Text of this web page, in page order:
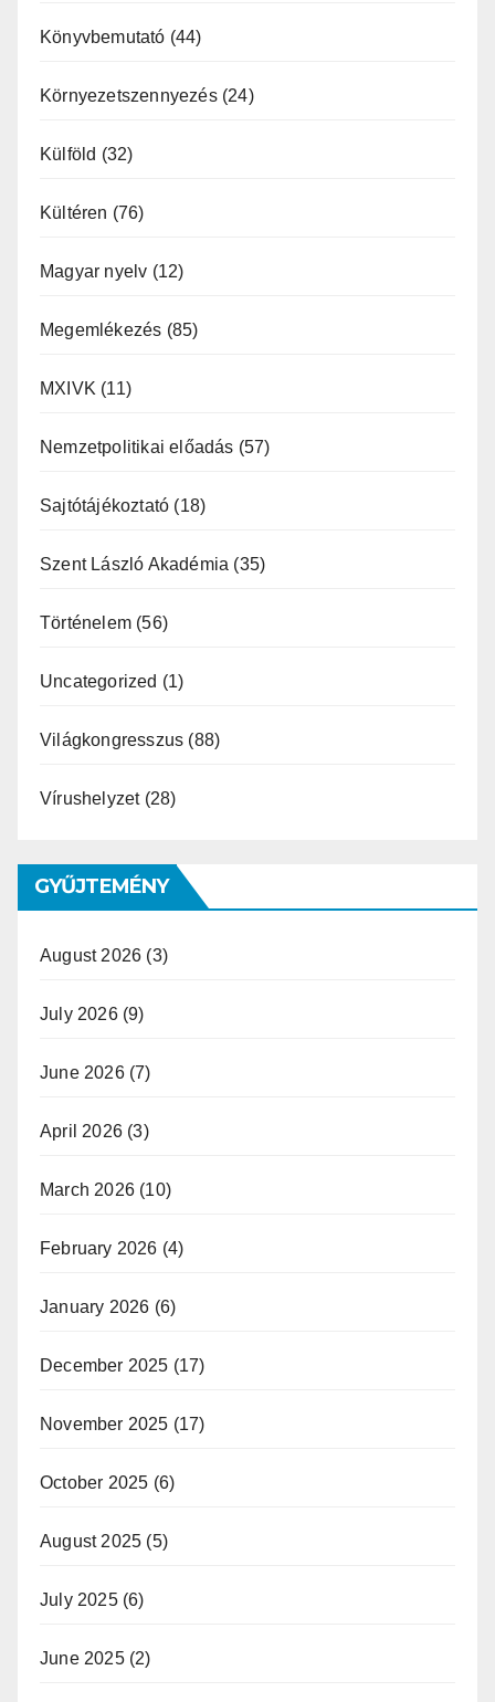
Könyvbemutató (44)
Környezetszennyezés(24)
Külföld (32)
Kültéren (76)
Magyar nyelv (12)
Megemlékezés (85)
MXIVK (11)
Nemzetpolitikai előadás (57)
Sajtótájékoztató (18)
Szent László Akadémia (35)
Történelem (56)
Uncategorized (1)
Világkongresszus (88)
Vírushelyzet(28)
GYŰJTEMÉNY
August 2026 (3)
July 2026(9)
June 2026(7)
April 2026 (3)
March 2026 (10)
February 2026 (4)
January 2026 (6)
December 2025 (17)
November 2025 (17)
October 2025 (6)
August 2025 (5)
July 2025(6)
June 2025(2)